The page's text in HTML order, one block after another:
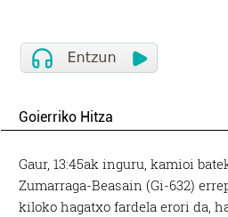
Goierriko Hitza
Gaur, 13:45ak inguru, kamioi
Zumarraga-Beasain (Gi-632)
kiloko hagatxo fardela erori da,